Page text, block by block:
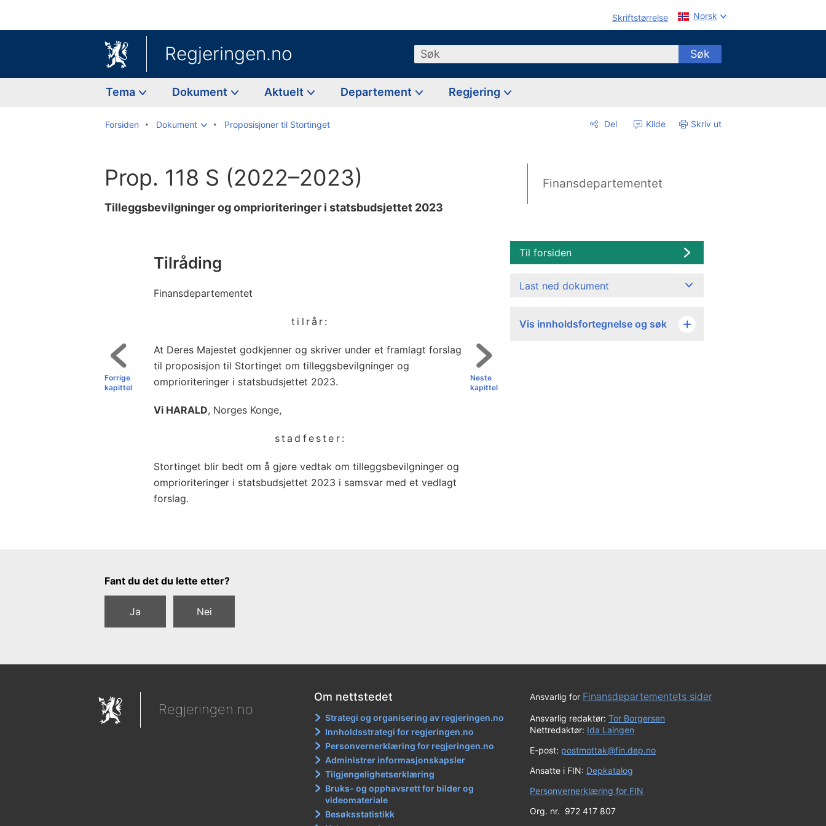
Skriftstørrelse Norsk
Regjeringen.no Søk Søk
Tema Dokument Aktuelt Departement Regjering
Forsiden Dokument Proposisjoner til Stortinget Del Kilde Skriv ut
Prop. 118 S (2022–2023)
Tilleggsbevilgninger og omprioriteringer i statsbudsjettet 2023
Finansdepartementet
Tilråding
Finansdepartementet
tilrår:
At Deres Majestet godkjenner og skriver under et framlagt forslag
til proposisjon til Stortinget om tilleggsbevilgninger og
omprioriteringer i statsbudsjettet 2023.
Vi HARALD, Norges Konge,
stadfester:
Stortinget blir bedt om å gjøre vedtak om tilleggsbevilgninger og
omprioriteringer i statsbudsjettet 2023 i samsvar med et vedlagt
forslag.
Neste
kapittel
Forrige
kapittel
Til forsiden
Last ned dokument
Vis innholdsfortegnelse og søk
Tilbakemeldingsskjema
Fant du det du lette etter?
Ja Nei
Regjeringen.no
Om nettstedet
Strategi og organisering av regjeringen.no
Innholdsstrategi for regjeringen.no
Personvernerklæring for regjeringen.no
Administrer informasjonskapsler
Tilgjengelighetserklæring
Bruks- og opphavsrett for bilder og
videomateriale
Besøksstatistikk
Ansvarlig for Finansdepartementets sider
Ansvarlig redaktør:Tor Borgersen
Nettredaktør: Ida Laingen
E-post: postmottak@fin.dep.no
Ansatte i FIN: Depkatalog
Personvernerklæring for FIN
Org. nr. 972 417 807